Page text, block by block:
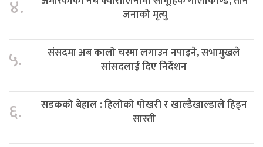
४.
जनाको मृत्यु
५.
संसदमा अब कालो चस्मा लगाउन नपाइने, सभामुखले
सांसदलाई दिए निर्देशन
६.
सडकको बेहाल : हिलोको पोखरी र खाल्डैखाल्डाले हिड्न
सास्ती